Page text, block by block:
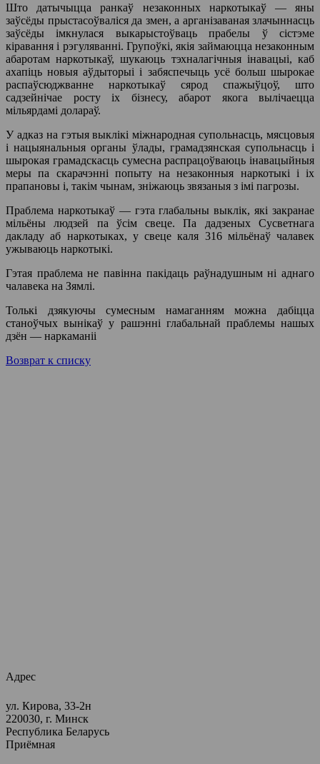
Што датычыцца ранкаў незаконных наркотыкаў — яны
заўсёды прыстасоўваліся да змен, а арганізаваная злачыннасць
заўсёды імкнулася выкарыстоўваць прабелы ў сістэме
кіравання і рэгуляванні. Групоўкі, якія займаюцца незаконным
абаротам наркотыкаў, шукаюць тэхналагічныя інавацыі, каб
ахапіць новыя аўдыторыі і забяспечыць усё больш шырокае
распаўсюджванне наркотыкаў сярод спажыўцоў, што
садзейнічае росту іх бізнесу, абарот якога вылічаецца
мільярдамі долараў.
У адказ на гэтыя выклікі міжнародная супольнасць, мясцовыя
і нацыянальныя органы ўлады, грамадзянская супольнасць і
шырокая грамадскасць сумесна распрацоўваюць інавацыйныя
меры па скарачэнні попыту на незаконныя наркотыкі і іх
прапановы і, такім чынам, зніжаюць звязаныя з імі пагрозы.
Праблема наркотыкаў — гэта глабальны выклік, які закранае
мільёны людзей па ўсім свеце. Па дадзеных Сусветнага
дакладу аб наркотыках, у свеце каля 316 мільёнаў чалавек
ужываюць наркотыкі.
Гэтая праблема не павінна пакідаць раўнадушным ні аднаго
чалавека на Зямлі.
Толькі дзякуючы сумесным намаганням можна дабіцца
станоўчых вынікаў у рашэнні глабальнай праблемы нашых
дзён — наркаманіі
Возврат к списку
Адрес
ул. Кирова, 33-2н
220030, г. Минск
Республика Беларусь
Приёмная